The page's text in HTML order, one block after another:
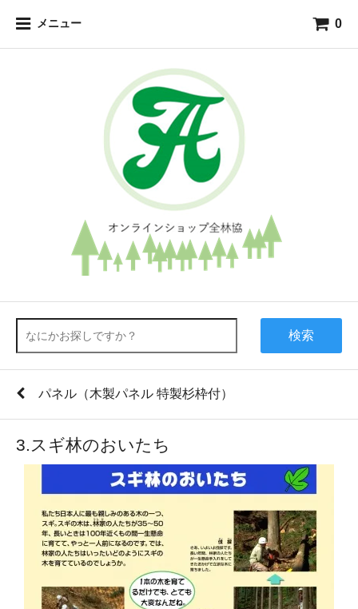
メニュー 0
検索
パネル（木製パネル 特製杉枠付）
3.スギ林のおいたち